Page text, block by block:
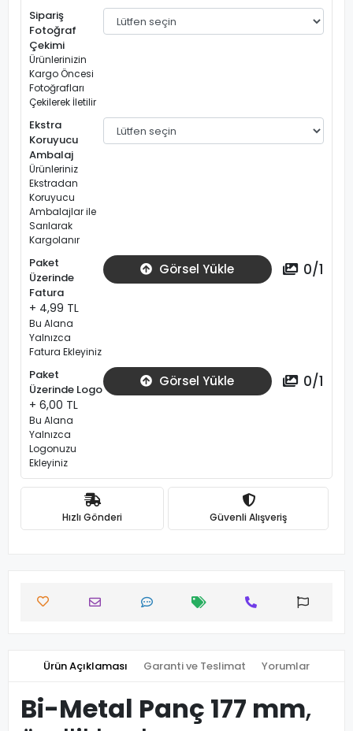
Sipariş
Fotoğraf
Çekimi
Ürünlerinizin
Kargo Öncesi
Fotoğrafları
Çekilerek İletilir
Ekstra
Koruyucu
Ambalaj
Ürünleriniz
Ekstradan
Koruyucu
Ambalajlar ile
Sarılarak
Kargolanır
Paket
Üzerinde
Fatura
+ 4,99 TL
Bu Alana
Yalnızca
Fatura Ekleyiniz
Görsel Yükle 0/1
Paket
Üzerinde Logo
+ 6,00 TL
Bu Alana
Yalnızca
Logonuzu
Ekleyiniz
Görsel Yükle 0/1
Hızlı Gönderi Güvenli Alışveriş
Ürün Açıklaması Garanti ve Teslimat Yorumlar
Bi-Metal Panç 177 mm,